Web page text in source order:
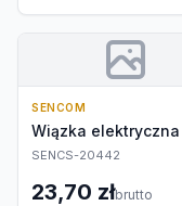
SENCOM
Wiązka elektryczna
SENCS-20442
23,70 złbrutto